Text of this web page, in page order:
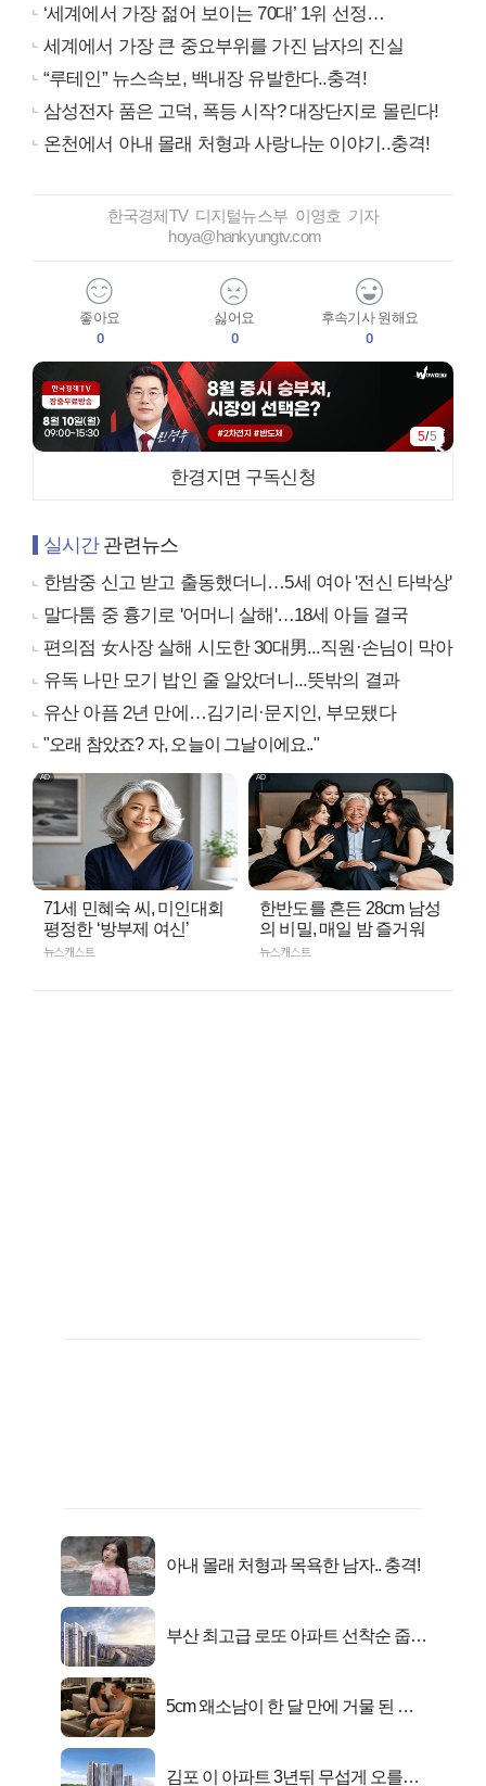
‘세계에서 가장 젊어 보이는 70대’ 1위 선정…
세계에서 가장 큰 중요부위를 가진 남자의 진실
“루테인” 뉴스속보, 백내장 유발한다..충격!
삼성전자 품은 고덕, 폭등 시작? 대장단지로 몰린다!
온천에서 아내 몰래 처형과 사랑나눈 이야기..충격!
한국경제TV 디지털뉴스부 이영호 기자
hoya@hankyungtv.com
좋아요
0
싫어요
0
후속기사 원해요
0
5/5
한경지면 구독신청
실시간관련뉴스
한밤중 신고 받고 출동했더니…5세 여아 '전신 타박상'
말다툼 중 흉기로 '어머니 살해'…18세 아들 결국
편의점 女사장 살해 시도한 30대男...직원·손님이 막아
유독 나만 모기 밥인 줄 알았더니...뜻밖의 결과
유산 아픔 2년 만에…김기리·문지인, 부모됐다
"오래 참았죠? 자, 오늘이 그날이에요.."
71세 민혜숙 씨, 미인대회
평정한 ‘방부제 여신’
뉴스캐스트
한반도를 흔든 28cm 남성
의 비밀, 매일 밤 즐거워
뉴스캐스트
아내 몰래 처형과 목욕한 남자.. 충격!
부산 최고급 로또 아파트 선착순 줍줍
5cm 왜소남이 한 달 만에 거물 된 사
김포 이 아파트 3년뒤 무섭게 오를겁